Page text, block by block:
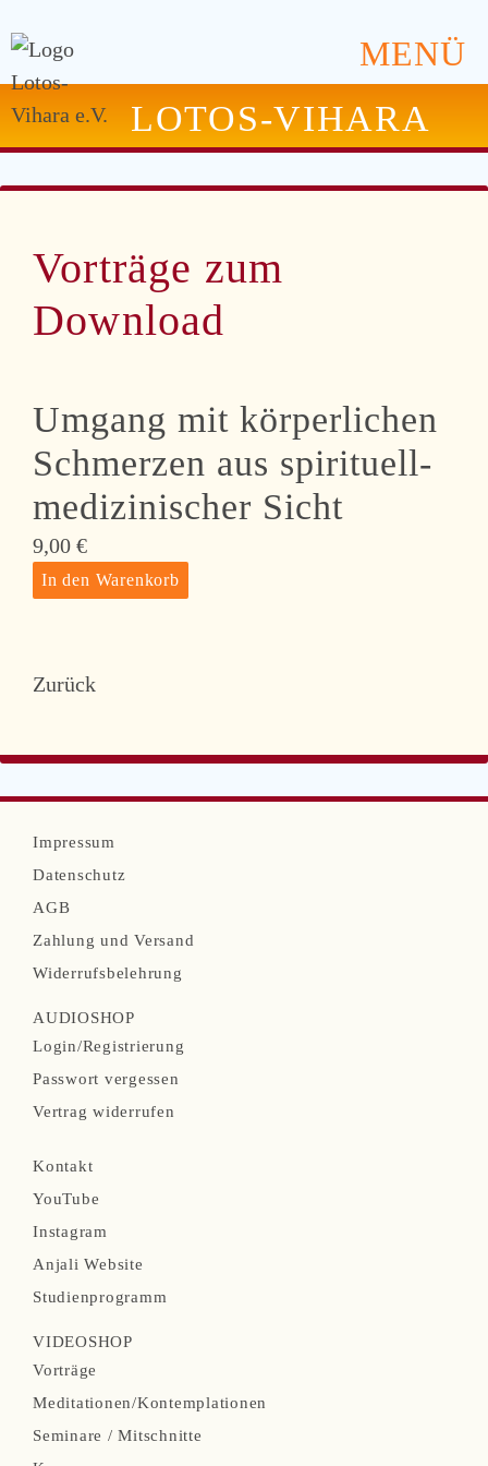
MENÜ
LOTOS-VIHARA
Vorträge zum
Download
Umgang mit körperlichen
Schmerzen aus spirituell-
medizinischer Sicht
9,00 €
Zurück
N
a
v
i
g
t
i
o
ü
b
e
r
s
p
r
i
n
g
Impressum
Datenschutz
AGB
Zahlung und Versand
Widerrufsbelehrung
AUDIOSHOP
N
a
v
g
a
t
i
o
n
ü
b
e
Login/Registrierung
Passwort vergessen
Vertrag widerrufen
N
a
v
i
g
t
i
o
n
Kontakt
YouTube
Instagram
Anjali Website
Studienprogramm
VIDEOSHOP
N
a
v
Vorträge
Meditationen/Kontemplationen
Seminare / Mitschnitte